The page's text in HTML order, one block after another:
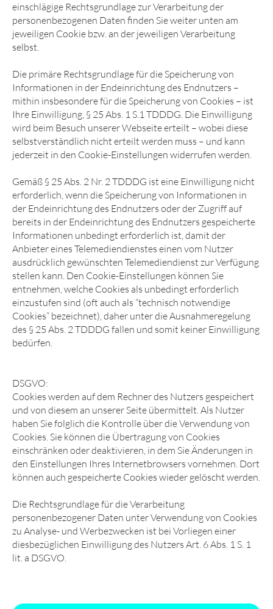
einschlägige Rechtsgrundlage zur Verarbeitung der
personenbezogenen Daten finden Sie weiter unten am
jeweiligen Cookie bzw. an der jeweiligen Verarbeitung
selbst.
Die primäre Rechtsgrundlage für die Speicherung von
Informationen in der Endeinrichtung des Endnutzers –
mithin insbesondere für die Speicherung von Cookies – ist
Ihre Einwilligung, § 25 Abs. 1 S.1 TDDDG. Die Einwilligung
wird beim Besuch unserer Webseite erteilt – wobei diese
selbstverständlich nicht erteilt werden muss – und kann
jederzeit in den Cookie-Einstellungen widerrufen werden.
Gemäß § 25 Abs. 2 Nr. 2 TDDDG ist eine Einwilligung nicht
erforderlich, wenn die Speicherung von Informationen in
der Endeinrichtung des Endnutzers oder der Zugriff auf
bereits in der Endeinrichtung des Endnutzers gespeicherte
Informationen unbedingt erforderlich ist, damit der
Anbieter eines Telemediendienstes einen vom Nutzer
ausdrücklich gewünschten Telemediendienst zur Verfügung
stellen kann. Den Cookie-Einstellungen können Sie
entnehmen, welche Cookies als unbedingt erforderlich
einzustufen sind (oft auch als “technisch notwendige
Cookies” bezeichnet), daher unter die Ausnahmeregelung
des § 25 Abs. 2 TDDDG fallen und somit keiner Einwilligung
bedürfen.
DSGVO:
Cookies werden auf dem Rechner des Nutzers gespeichert
und von diesem an unserer Seite übermittelt. Als Nutzer
haben Sie folglich die Kontrolle über die Verwendung von
Cookies. Sie können die Übertragung von Cookies
einschränken oder deaktivieren, in dem Sie Änderungen in
den Einstellungen Ihres Internetbrowsers vornehmen. Dort
können auch gespeicherte Cookies wieder gelöscht werden.
Die Rechtsgrundlage für die Verarbeitung
personenbezogener Daten unter Verwendung von Cookies
zu Analyse- und Werbezwecken ist bei Vorliegen einer
diesbezüglichen Einwilligung des Nutzers Art. 6 Abs. 1 S. 1
lit. a DSGVO.